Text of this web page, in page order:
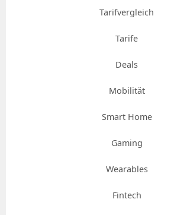
Tarifvergleich
Tarife
Deals
Mobilität
Smart Home
Gaming
Wearables
Fintech